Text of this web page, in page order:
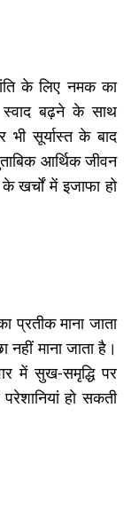
के लिए नमक का
स्वाद बढ़ने के साथ
सूर्यास्त के बाद
आर्थिक जीवन
में इजाफा हो
प्रतीक माना जाता
माना जाता है।
में सुख-समृद्धि पर
हो सकती